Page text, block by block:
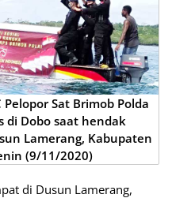
Sat Brimob Polda
di Dobo saat hendak
Lamerang, Kabupaten
(9/11/2020)
di Dusun Lamerang,